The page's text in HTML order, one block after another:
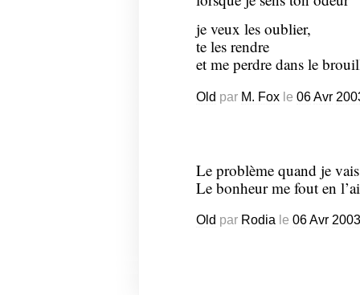
je veux les oublier,
te les rendre
et me perdre dans le
Old par M. Foxle 06Avr
Le problème quand je
Le bonheur me fout en
Old par Rodia le 06Avr 2003